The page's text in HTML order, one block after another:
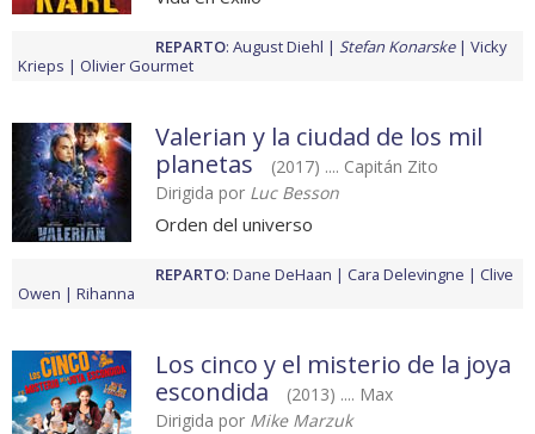
REPARTO: August Diehl Stefan Konarske
Vicky
Krieps
Olivier Gourmet
Valerian y la ciudad de los mil
planetas
(2017) .... Capitán Zito
Dirigida por Luc Besson
Orden del universo
REPARTO: Dane DeHaan Cara Delevingne
Clive
Owen
Rihanna
Los cinco y el misterio de la joya
escondida
(2013) .... Max
Dirigida por Mike Marzuk